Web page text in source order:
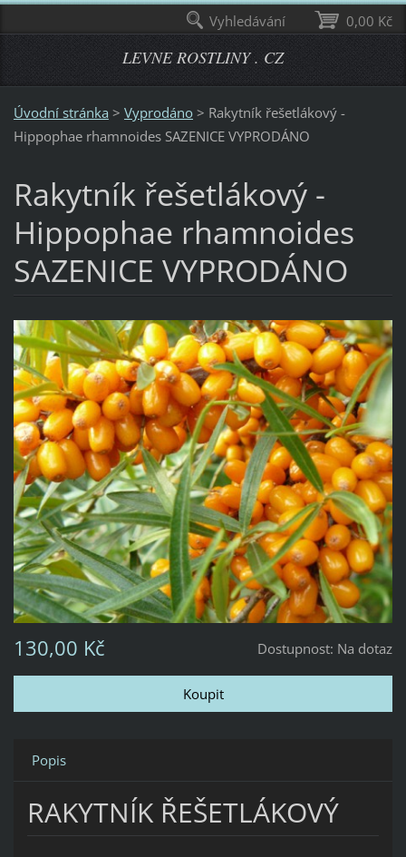
LEVNE ROSTLINY . CZ
Úvodní stránka > Vyprodáno > Rakytník řešetlákový -
Hippophae rhamnoides SAZENICE VYPRODÁNO
Rakytník řešetlákový -
Hippophae rhamnoides
SAZENICE VYPRODÁNO
Dostupnost: Na dotaz
130,00 Kč
Popis
RAKYTNÍK ŘEŠETLÁKOVÝ
0,00 Kč
Vyhledávání